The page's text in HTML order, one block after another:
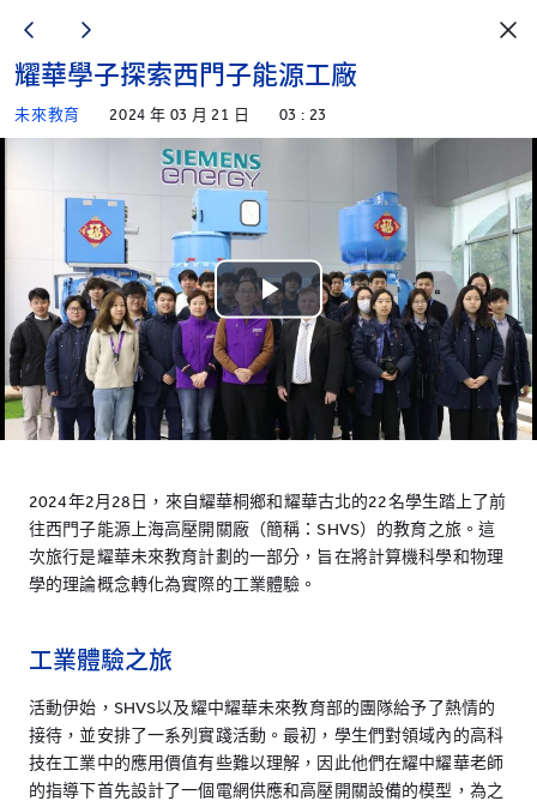
耀華學子探索西門子能源工廠
未來教育 2024 年 03 月 21 日 03 : 23
Play
Video
2024年2月28日，來自耀華桐鄉和耀華古北的22名學生踏上了前
往西門子能源上海高壓開關廠（簡稱：SHVS）的教育之旅。這
次旅行是耀華未來教育計劃的一部分，旨在將計算機科學和物理
學的理論概念轉化為實際的工業體驗。
工業體驗之旅
活動伊始，SHVS以及耀中耀華未來教育部的團隊給予了熱情的
接待，並安排了一系列實踐活動。最初，學生們對領域內的高科
技在工業中的應用價值有些難以理解，因此他們在耀中耀華老師
的指導下首先設計了一個電網供應和高壓開關設備的模型，為之